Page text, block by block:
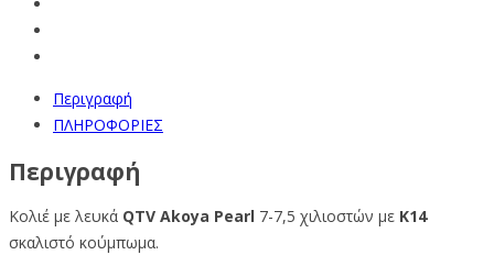
Περιγραφή
ΠΛΗΡΟΦΟΡΙΕΣ
Περιγραφή
Κολιέ με λευκά QTV Akoya Pearl 7-7,5 χιλιοστών με Κ14
σκαλιστό κούμπωμα.